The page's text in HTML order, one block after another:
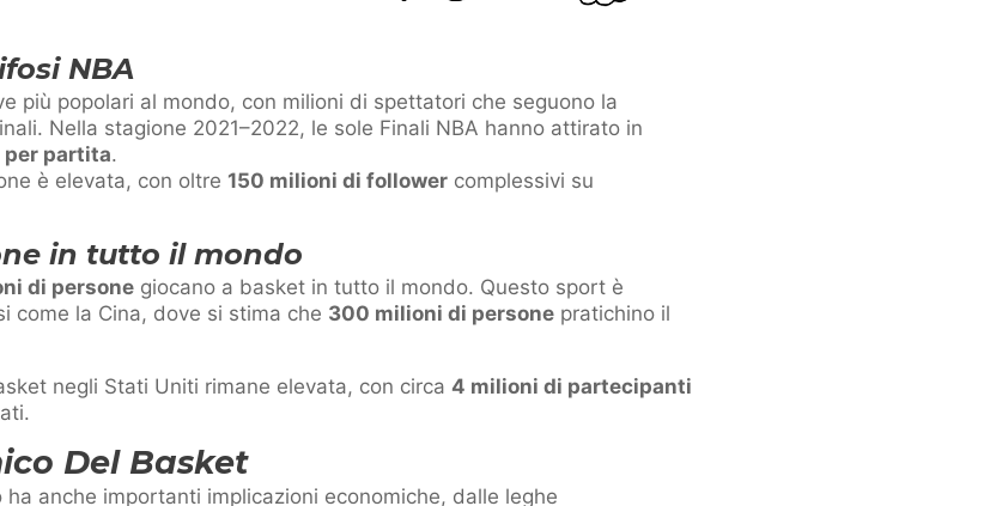
NBA
più popolari al mondo, con milioni di spettatori che seguono la
Nella stagione 2021–2022, le sole Finali NBA hanno attirato in
partita.
è elevata, con oltre 150 milioni di follower complessivi su
in tutto il mondo
di persone giocano a basket in tutto il mondo. Questo sport è
come la Cina, dove si stima che 300 milioni di persone pratichino il
negli Stati Uniti rimane elevata, con circa 4 milioni di partecipanti
Del Basket
anche importanti implicazioni economiche, dalle leghe